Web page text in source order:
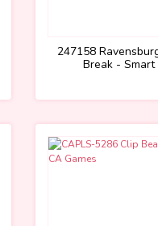
247158
Break - Smart